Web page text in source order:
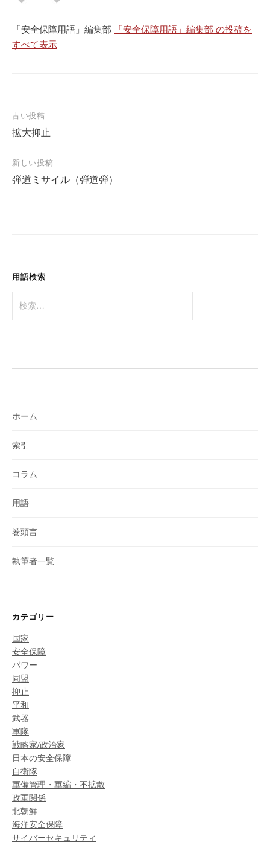
「安全保障用語」編集部
「安全保障用語」編集部 の投稿を
すべて表示
投
稿
ナ
ビ
ゲ
古い投稿
拡大抑止
新しい投稿
弾道ミサイル（弾道弾）
用語検索
索:
ホーム
索引
コラム
用語
巻頭言
執筆者一覧
カテゴリー
国家
安全保障
パワー
同盟
抑止
平和
武器
軍隊
戦略家/政治家
日本の安全保障
自衛隊
軍備管理・軍縮・不拡散
政軍関係
北朝鮮
海洋安全保障
サイバーセキュリティ